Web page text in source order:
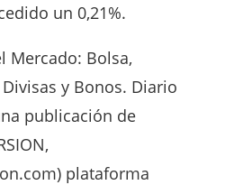
un 0,21%.
Mercado: Bolsa,
y Bonos. Diario
publicación de
plataforma